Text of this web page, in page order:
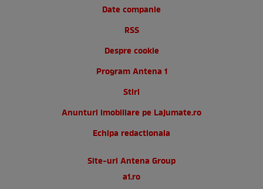
Date companie
RSS
Despre cookie
Program Antena 1
Stiri
Anunturi imobiliare pe Lajumate.ro
Echipa redactionala
Site-uri Antena Group
a1.ro